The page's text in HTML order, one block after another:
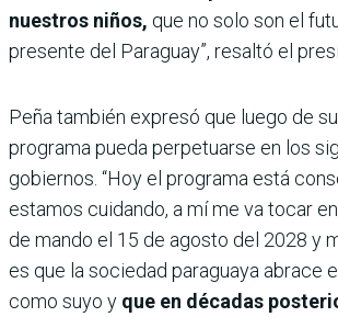
nuestros niños, que no solo son el
presente del Paraguay”, resaltó el
Peña también expresó que luego de
programa pueda perpetuarse en los
gobiernos. “Hoy el programa está
estamos cuidando, a mí me va tocar
de mando el 15 de agosto del 2028 y
es que la sociedad paraguaya abrace
como suyo y que en décadas